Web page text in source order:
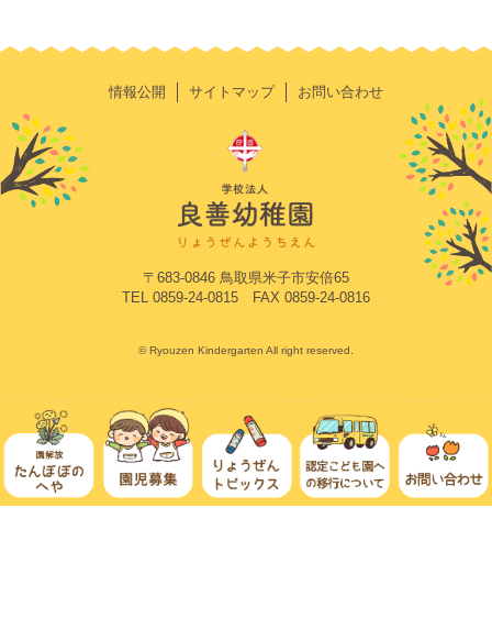
情報公開 サイトマップ お問い合わせ
〒683-0846 鳥取県米子市安倍65
TEL 0859-24-0815 FAX 0859-24-0816
© Ryouzen Kindergarten All right reserved.